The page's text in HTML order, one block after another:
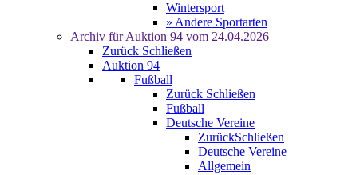
Wintersport
» Andere Sportarten
Archiv für Auktion 94 vom 24.04.2026
Zurück Schließen
Auktion 94
Fußball
Zurück Schließen
Fußball
Deutsche Vereine
ZurückSchließen
Deutsche Vereine
Allgemein